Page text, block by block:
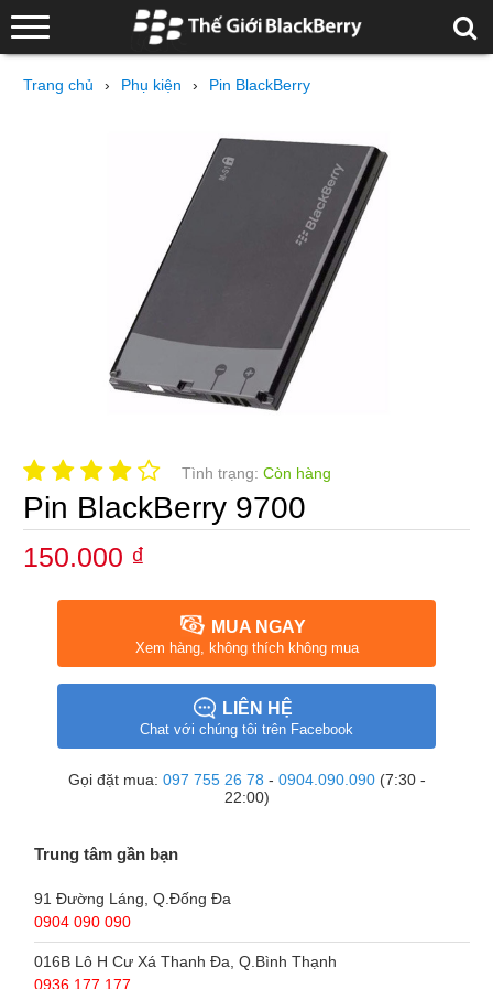
Trang chủ › Phụ kiện › Pin BlackBerry
Tình trạng:Còn hàng
Pin BlackBerry 9700
150.000 ₫
MUA NGAY
Xem hàng, không thích không mua
LIÊN HỆ
Chat với chúng tôi trên Facebook
Gọi đặt mua: 097 755 26 78 - 0904.090.090(7:30 -
22:00)
Trung tâm gần bạn
91 Đường Láng, Q.Đống Đa
0904 090 090
016B Lô H Cư Xá Thanh Đa, Q.Bình Thạnh
0936 177 177